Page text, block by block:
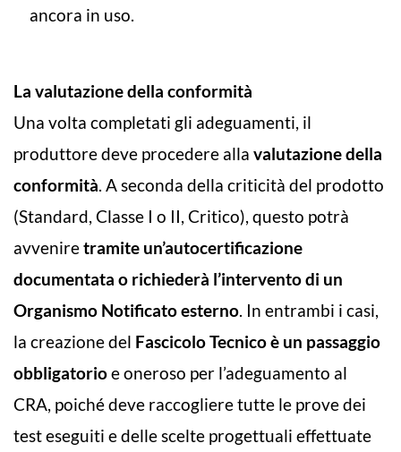
ancora in uso.
La valutazione della conformità
Una volta completati gli adeguamenti, il
produttore deve procedere alla valutazione della
conformità. A seconda della criticità del prodotto
(Standard, Classe I o II, Critico), questo potrà
avveniretramite un’autocertificazione
documentata o richiederà l’intervento di un
Organismo Notificato esterno. In entrambi i casi,
la creazione del Fascicolo Tecnico è un passaggio
obbligatorioe oneroso per l’adeguamento al
CRA, poiché deve raccogliere tutte le prove dei
test eseguiti e delle scelte progettuali effettuate